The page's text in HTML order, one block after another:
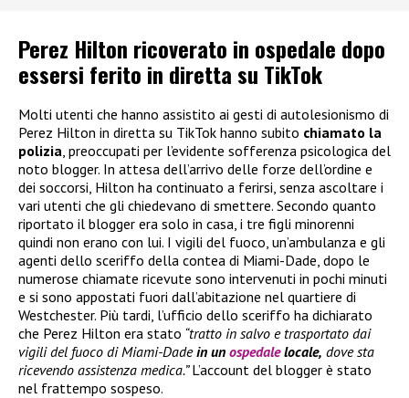
Perez Hilton ricoverato in ospedale dopo
essersi ferito in diretta su TikTok
Molti utenti che hanno assistito ai gesti di autolesionismo di
Perez Hilton in diretta su TikTok hanno subito chiamato la
polizia , preoccupati per l’evidente sofferenza psicologica del
noto blogger. In attesa dell’arrivo delle forze dell’ordine e
dei soccorsi, Hilton ha continuato a ferirsi, senza ascoltare i
vari utenti che gli chiedevano di smettere. Secondo quanto
riportato il blogger era solo in casa, i tre figli minorenni
quindi non erano con lui. I vigili del fuoco, un’ambulanza e gli
agenti dello sceriffo della contea di Miami-Dade, dopo le
numerose chiamate ricevute sono intervenuti in pochi minuti
e si sono appostati fuori dall’abitazione nel quartiere di
Westchester. Più tardi, l’ufficio dello sceriffo ha dichiarato
che Perez Hilton era stato “tratto in salvo e trasportato dai
vigili del fuoco di Miami-Dadein un ospedalelocale, dove sta
ricevendo assistenza medica.”L’account del blogger è stato
nel frattempo sospeso.